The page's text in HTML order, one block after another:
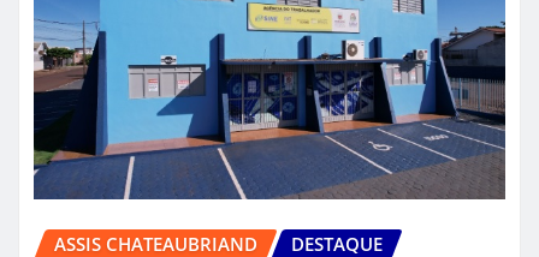
ASSIS CHATEAUBRIAND DESTAQUE